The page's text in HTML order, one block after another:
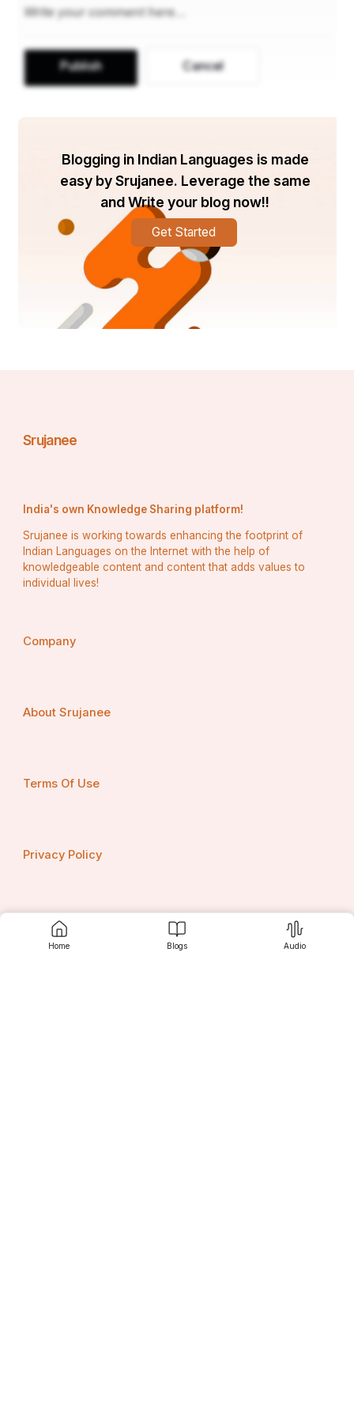
Home Blogs Audio
Publish Cancel
Blogging in Indian Languages is made
easy by Srujanee. Leverage the same
and Write your blog now!!
Get Started
Srujanee
India's own Knowledge Sharing platform!
Srujanee is working towards enhancing the footprint of
Indian Languages on the Internet with the help of
knowledgeable content and content that adds values to
individual lives!
Company
About Srujanee
Terms Of Use
Privacy Policy
Contact us